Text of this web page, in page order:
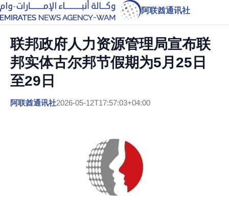
阿联酋通讯社
联邦政府人力资源管理局宣布联
邦实体古尔邦节假期为5月25日
至29日
阿联酋通讯社2026-05-12T17:57:03+04:00